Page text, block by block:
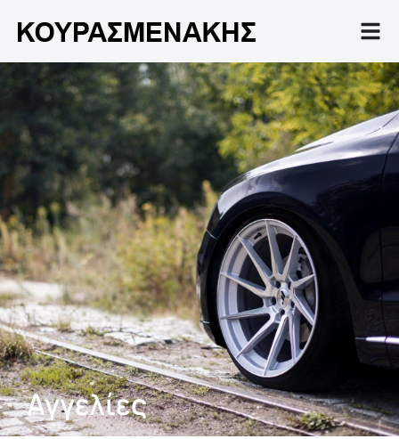
Αγγελίες